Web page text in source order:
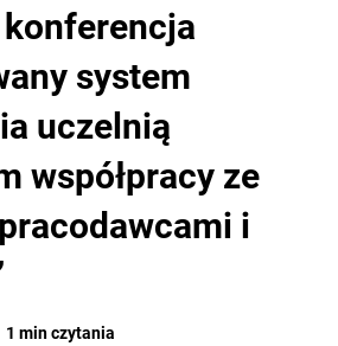
konferencja
system
uczelnią
współpracy ze
i
1 min czytania